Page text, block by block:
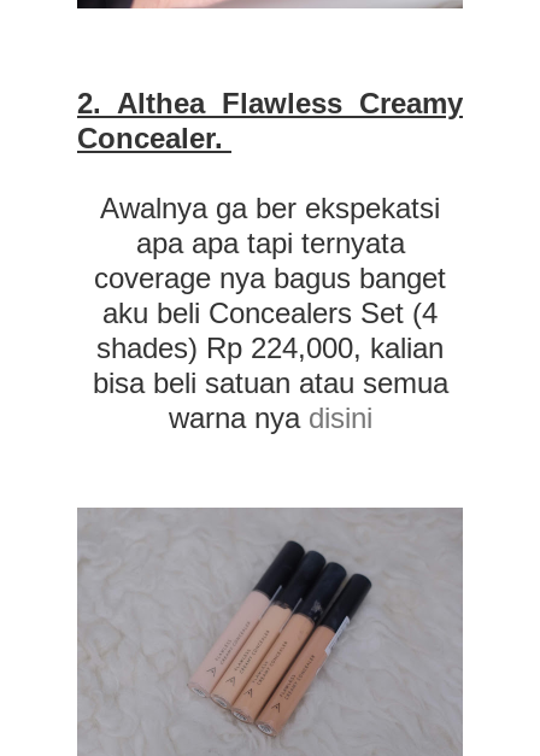
2. Althea Flawless Creamy
Concealer.
Awalnya ga ber ekspekatsi
apa apa tapi ternyata
coverage nya bagus banget
aku beli Concealers Set (4
shades) Rp 224,000, kalian
bisa beli satuan atau semua
warna nya disini